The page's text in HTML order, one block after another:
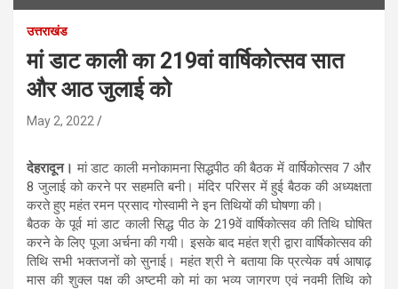
उत्तराखंड
मां डाट काली का 219वां वार्षिकोत्सव सात
और आठ जुलाई को
May 2, 2022
देहरादून। मां डाट काली मनोकामना सिद्धपीठ की बैठक में वार्षिकोत्सव 7 और
8 जुलाई को करने पर सहमति बनी। मंदिर परिसर में हुई बैठक की अध्यक्षता
करते हुए महंत रमन प्रसाद गोस्वामी ने इन तिथियों की घोषणा की।
बैठक के पूर्व मां डाट काली सिद्ध पीठ के 219वें वार्षिकोत्सव की तिथि घोषित
करने के लिए पूजा अर्चना की गयी। इसके बाद महंत श्री द्वारा वार्षिकोत्सव की
तिथि सभी भक्तजनों को सुनाई। महंत श्री ने बताया कि प्रत्येक वर्ष आषाढ़
मास की शुक्ल पक्ष की अष्टमी को मां का भव्य जागरण एवं नवमी तिथि को